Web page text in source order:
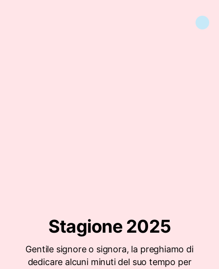
Stagione 2025
Gentile signore o signora, la preghiamo di
dedicare alcuni minuti del suo tempo per